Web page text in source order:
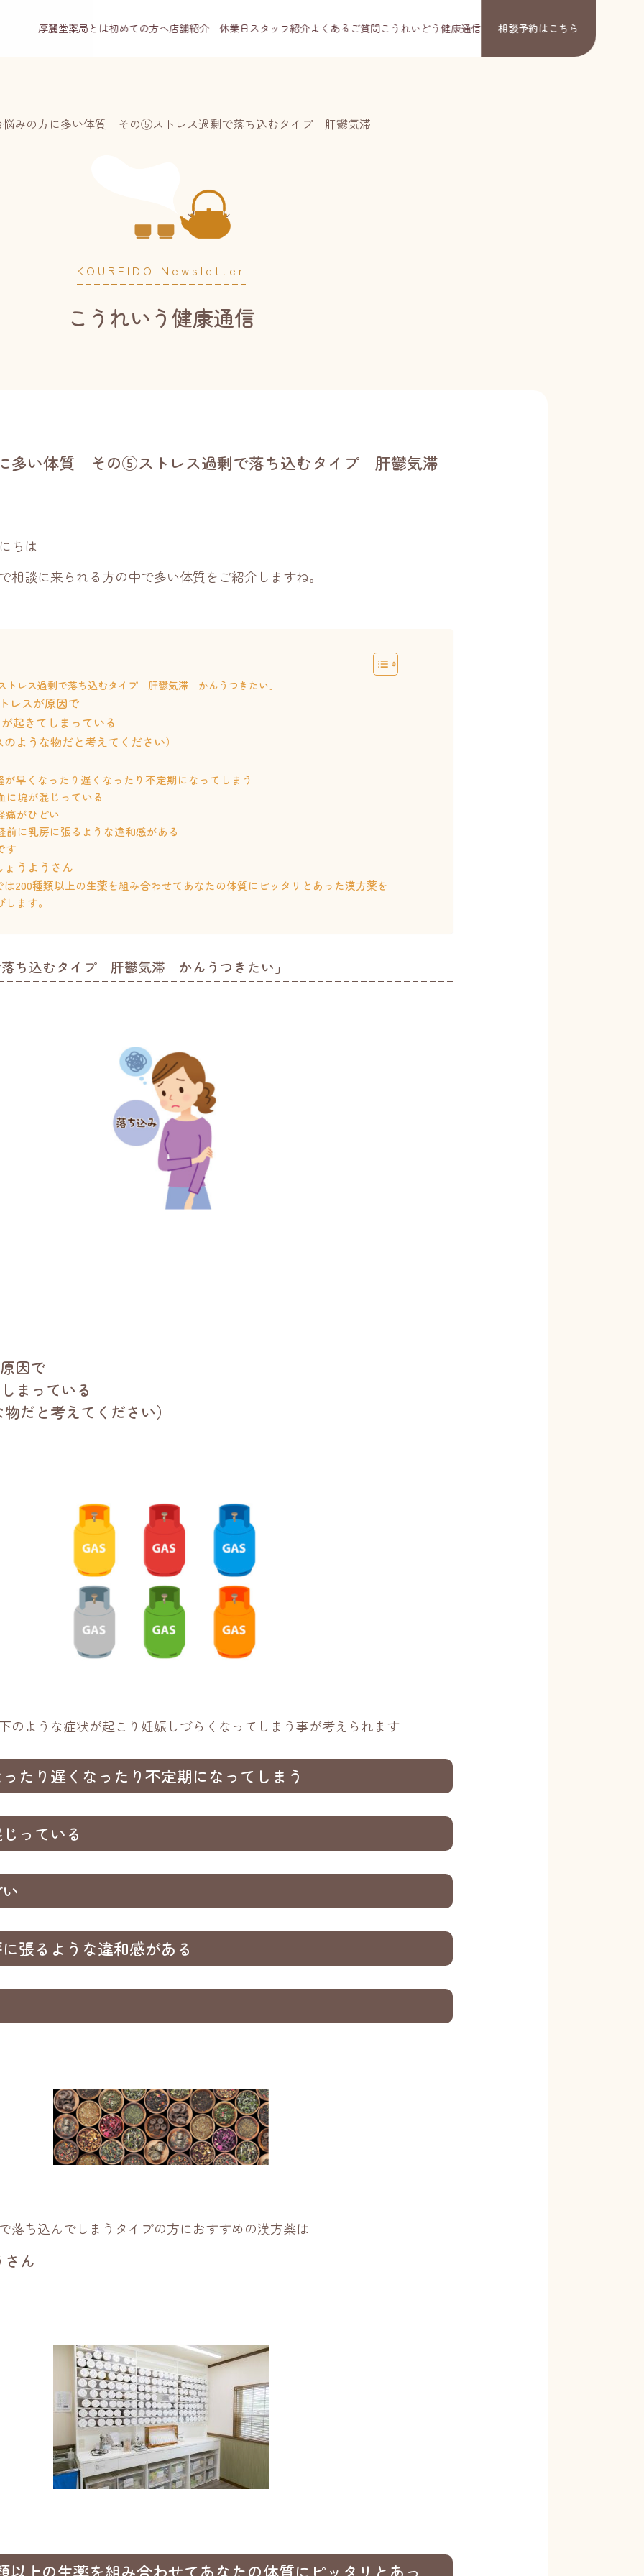
厚麗堂薬局とは初めての方へ店舗紹介 休業日スタッフ紹介よくあるご質問こうれいどう健康通信 相談予約はこちら
悩みの方に多い体質 その⑤ストレス過剰で落ち込むタイプ 肝鬱気滞
KOUREIDO Newsletter
こうれいう健康通信
多い体質 その⑤ストレス過剰で落ち込むタイプ 肝鬱気滞
ちは
相談に来られる方の中で多い体質をご紹介しますね。
ストレス過剰で落ち込むタイプ 肝鬱気滞 かんうつきたい」
レスが原因で
起きてしまっている
のような物だと考えてください）
早くなったり遅くなったり不定期になってしまう
塊が混じっている
がひどい
に乳房に張るような違和感がある
す
うようさん
は200種類以上の生薬を組み合わせてあなたの体質にピッタリとあった漢方薬を
します。
落ち込むタイプ 肝鬱気滞 かんうつきたい」
因で
まっている
だと考えてください）
のような症状が起こり妊娠しづらくなってしまう事が考えられます
たり遅くなったり不定期になってしまう
っている
張るような違和感がある
落ち込んでしまうタイプの方におすすめの漢方薬は
ん
以上の生薬を組み合わせてあなたの体質にピッタリとあっ